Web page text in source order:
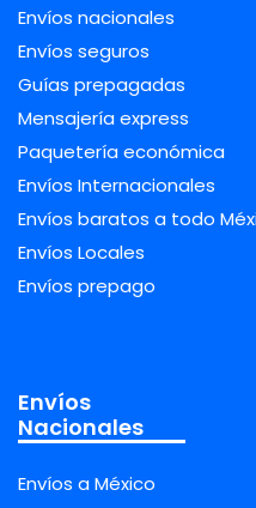
Envíos nacionales
Envíos seguros
Guías prepagadas
Mensajería express
Paquetería económica
Envíos Internacionales
Envíos baratos a todo
Envíos Locales
Envíos prepago
Envíos
Nacionales
Envíos a México